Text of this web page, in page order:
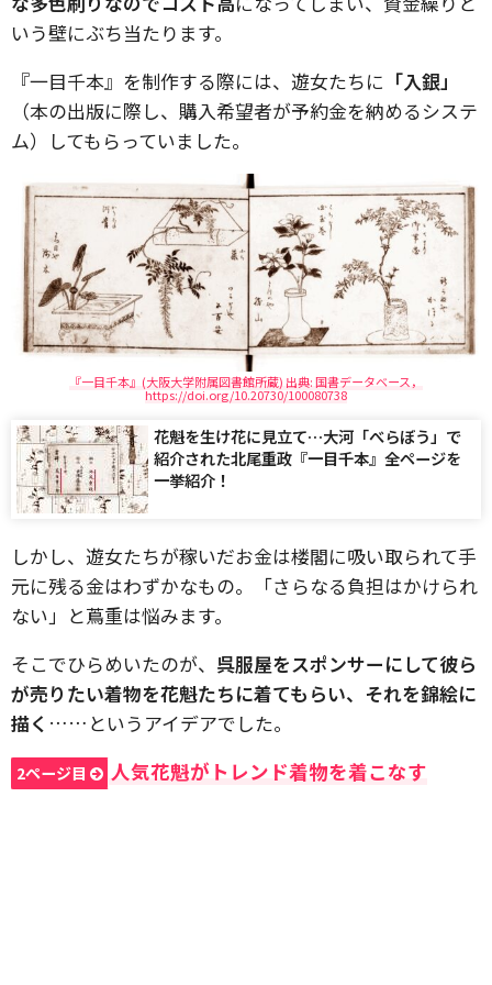
いう壁にぶち当たります。
『一目千本』を制作する際には、遊女たちに 「入銀」
（本の出版に際し、購入希望者が予約金を納めるシステ
ム）してもらっていました。
『一目千本』(大阪大学附属図書館所蔵) 出典: 国書データベース，
https://doi.org/10.20730/100080738
花魁を生け花に見立て…大河「べらぼう」で
紹介された北尾重政『一目千本』全ページを
一挙紹介！
しかし、遊女たちが稼いだお金は楼閣に吸い取られて手
元に残る金はわずかなもの。「さらなる負担はかけられ
ない」と蔦重は悩みます。
そこでひらめいたのが、 呉服屋をスポンサーにして彼ら
が売りたい着物を花魁たちに着てもらい、それを錦絵に
描く ……というアイデアでした。
2ページ目 人気花魁がトレンド着物を着こなす